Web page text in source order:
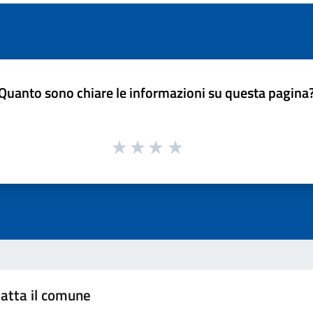
sono chiare le informazioni su questa
il comune